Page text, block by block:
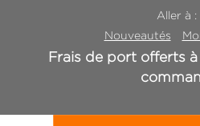
Aller à :
Nouveautés
Frais de port offerts